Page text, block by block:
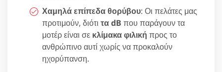
Χαμηλά επίπεδα θορύβου: Οι πελάτες μας
προτιμούν, διότι τα dB που παράγουν τα
μοτέρ είναι σε κλίμακα φιλική προς το
ανθρώπινο αυτί χωρίς να προκαλούν
ηχορύπανση.